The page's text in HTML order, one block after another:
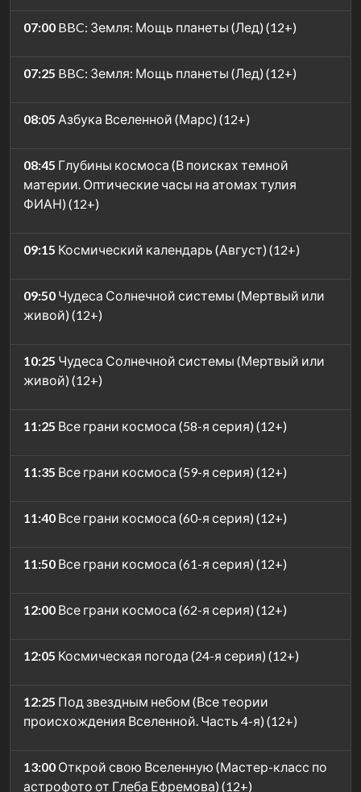
07:00 BBC: Земля: Мощь планеты (Лед) (12+)
07:25 BBC: Земля: Мощь планеты (Лед) (12+)
08:05 Азбука Вселенной (Марс) (12+)
08:45 Глубины космоса (В поисках темной
материи. Оптические часы на атомах тулия
ФИАН) (12+)
09:15 Космический календарь (Август) (12+)
09:50 Чудеса Солнечной системы (Мертвый или
живой) (12+)
10:25 Чудеса Солнечной системы (Мертвый или
живой) (12+)
11:25 Все грани космоса (58-я серия) (12+)
11:35 Все грани космоса (59-я серия) (12+)
11:40 Все грани космоса (60-я серия) (12+)
11:50 Все грани космоса (61-я серия) (12+)
12:00 Все грани космоса (62-я серия) (12+)
12:05 Космическая погода (24-я серия) (12+)
12:25 Под звездным небом (Все теории
происхождения Вселенной. Часть 4-я) (12+)
13:00 Открой свою Вселенную (Мастер-класс по
астрофото от Глеба Ефремова) (12+)